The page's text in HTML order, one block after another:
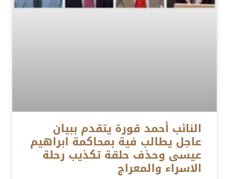
النائب أحمد قورة يتقدم ببيان
عاجل يطالب فية بمحاكمة ابراهيم
عيسى وحذف حلقة تكذيب رحلة
الاسراء والمعراج